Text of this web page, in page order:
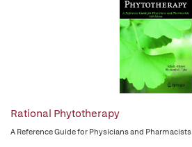
Rational Phytotherapy
A Reference Guide for Physicians and Pharmacists